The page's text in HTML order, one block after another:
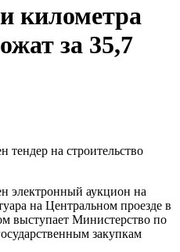
километра
за 35,7
тендер на строительство
электронный аукцион на
на Центральном проезде в
выступает Министерство по
закупкам